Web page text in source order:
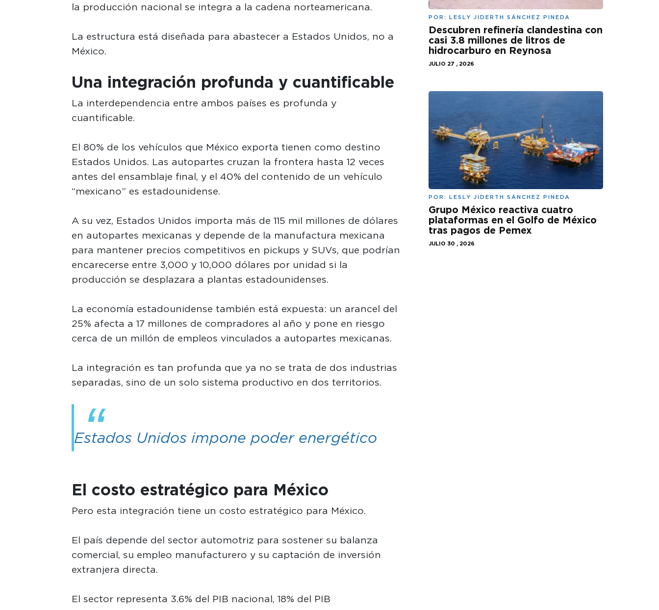
la producción nacional se integra a la cadena norteamericana.
La estructura está diseñada para abastecer a Estados Unidos, no a
México.
Una integración profunda y cuantificable
La interdependencia entre ambos países es profunda y
cuantificable.
El 80% de los vehículos que México exporta tienen como destino
Estados Unidos. Las autopartes cruzan la frontera hasta 12 veces
antes del ensamblaje final, y el 40% del contenido de un vehículo
“mexicano” es estadounidense.
A su vez, Estados Unidos importa más de 115 mil millones de dólares
en autopartes mexicanas y depende de la manufactura mexicana
para mantener precios competitivos en pickups y SUVs, que podrían
encarecerse entre 3,000 y 10,000 dólares por unidad si la
producción se desplazara a plantas estadounidenses.
La economía estadounidense también está expuesta: un arancel del
25% afecta a 17 millones de compradores al año y pone en riesgo
cerca de un millón de empleos vinculados a autopartes mexicanas.
La integración es tan profunda que ya no se trata de dos industrias
separadas, sino de un solo sistema productivo en dos territorios.
Estados Unidos impone poder energético
El costo estratégico para México
Pero esta integración tiene un costo estratégico para México.
El país depende del sector automotriz para sostener su balanza
comercial, su empleo manufacturero y su captación de inversión
extranjera directa.
El sector representa 3.6% del PIB nacional, 18% del PIB
POR: LESLY JIDERTH SÁNCHEZ PINEDA
Descubren refinería clandestina con
casi 3.8 millones de litros de
hidrocarburo en Reynosa
JULIO 27 , 2026
POR: LESLY JIDERTH SÁNCHEZ PINEDA
Grupo México reactiva cuatro
plataformas en el Golfo de México
tras pagos de Pemex
JULIO 30 , 2026